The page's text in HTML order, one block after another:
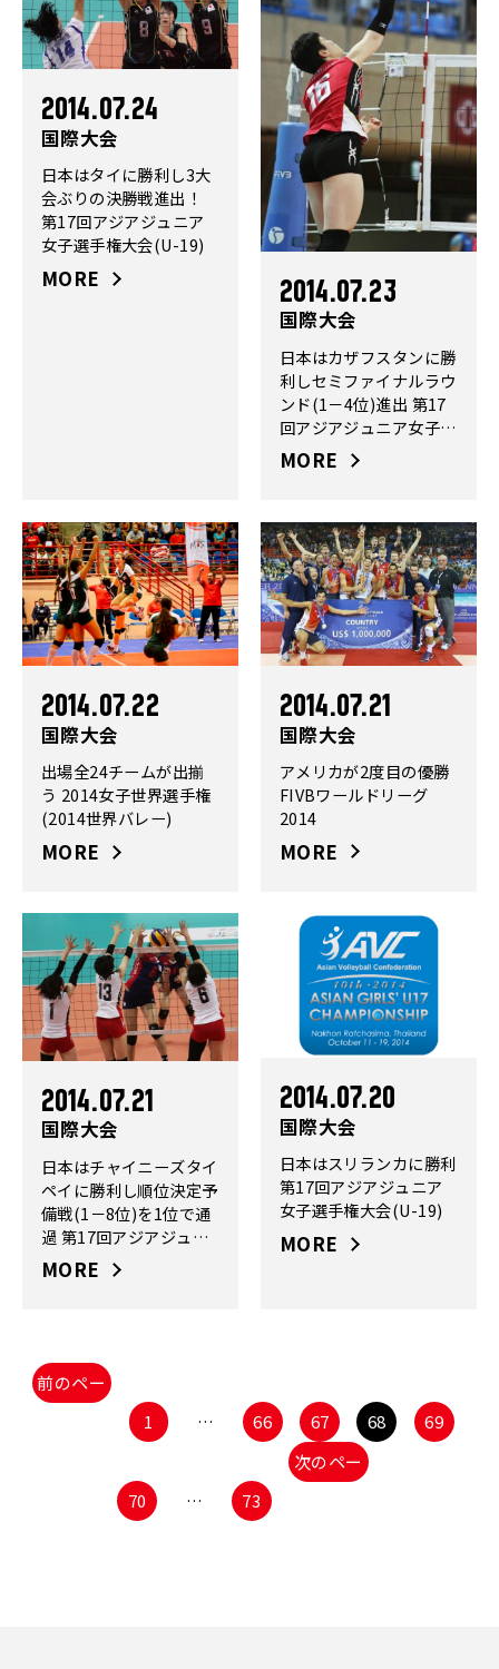
2014.07.24
国際大会
日本はタイに勝利し3大
会ぶりの決勝戦進出！
第17回アジアジュニア
女子選手権大会(U-19)
MORE 2014.07.23
国際大会
日本はカザフスタンに勝
利しセミファイナルラウ
ンド(1－4位)進出 第17
回アジアジュニア女子選
手権大会(U-19)
MORE
2014.07.22
国際大会
出場全24チームが出揃
う 2014女子世界選手権
(2014世界バレー)
MORE
2014.07.21
国際大会
アメリカが2度目の優勝
FIVBワールドリーグ
2014
MORE
2014.07.21
国際大会
日本はチャイニーズタイ
ペイに勝利し順位決定予
備戦(1－8位)を1位で通
過 第17回アジアジュニ
ア女子選手権大会(U-
19)
MORE
2014.07.20
国際大会
日本はスリランカに勝利
第17回アジアジュニア
女子選手権大会(U-19)
MORE
前のペー
1 … 66 67 68 69
70 … 73
次のペー